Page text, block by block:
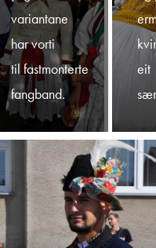
variantane
har vorti
til fastmonterte
fangband.
eit